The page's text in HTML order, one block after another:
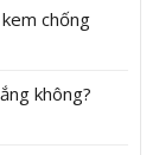
chống
không?